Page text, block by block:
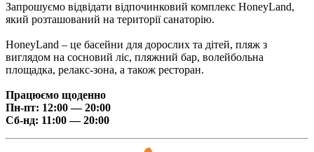
Запрошуємо відвідати відпочинковий комплекс HoneyLand,
який розташований на території санаторію.
HoneyLand – це басейни для дорослих та дітей, пляж з
виглядом на сосновий ліс, пляжний бар, волейбольна
площадка, релакс-зона, а також ресторан.
Працюємо щоденно
Пн-пт: 12:00 — 20:00
Cб-нд: 11:00 — 20:00